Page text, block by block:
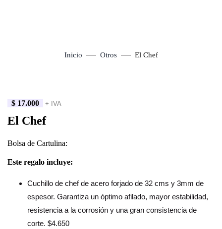
Inicio Otros El Chef
Click to enlarge
$ 17.000 + IVA
El Chef
Bolsa de Cartulina:
Este regalo incluye:
Cuchillo de chef de acero forjado de 32 cms y 3mm de
espesor. Garantiza un óptimo afilado, mayor estabilidad,
resistencia a la corrosión y una gran consistencia de
corte. $4.650